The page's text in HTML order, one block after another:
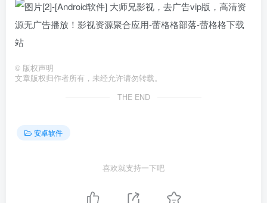
© 版权声明
文章版权归作者所有，未经允许请勿转载。
THE END
安卓软件
喜欢就支持一下吧